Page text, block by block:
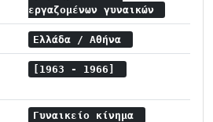
εργαζομένων γυναικών
Ελλάδα / Αθήνα
[1963 - 1966]
Γυναικείο κίνημα